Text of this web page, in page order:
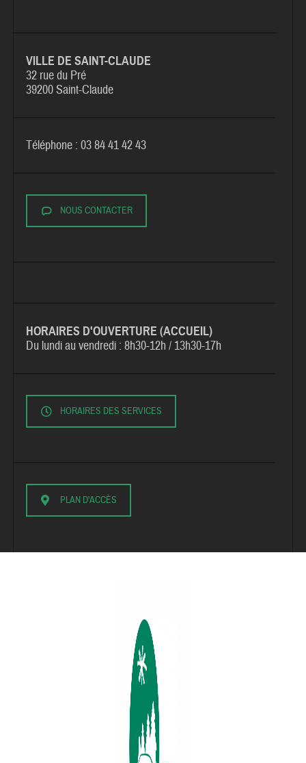
VILLE DE SAINT-CLAUDE
32 rue du Pré
39200 Saint-Claude
Téléphone : 03 84 41 42 43
NOUS CONTACTER
HORAIRES D'OUVERTURE (ACCUEIL)
Du lundi au vendredi :8h30-12h / 13h30-17h
HORAIRES DES SERVICES
PLAN D'ACCÈS